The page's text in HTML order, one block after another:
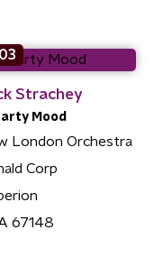
Strachey
Mood
London Orchestra
Corp
67148